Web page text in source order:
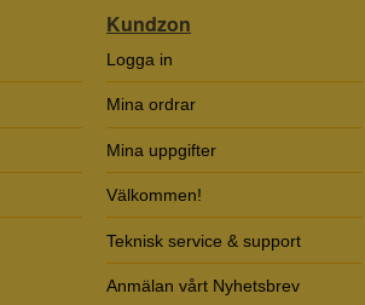
Kundzon
Logga in
Mina ordrar
Mina uppgifter
Välkommen!
Teknisk service & support
Anmälan vårt Nyhetsbrev